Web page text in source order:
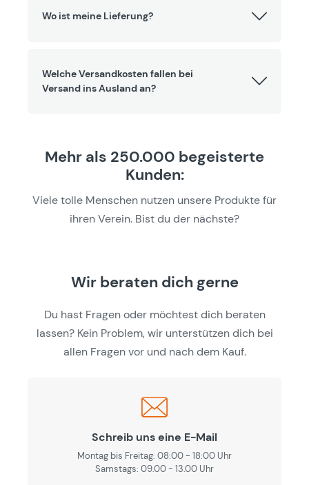
Wo ist meine Lieferung?
Welche Versandkosten fallen bei
Versand ins Ausland an?
Mehr als 250.000 begeisterte
Kunden:
Viele tolle Menschen nutzen unsere Produkte für
ihren Verein. Bist du der nächste?
Wir beraten dich gerne
Du hast Fragen oder möchtest dich beraten
lassen? Kein Problem, wir unterstützen dich bei
allen Fragen vor und nach dem Kauf.
Schreib uns eine E-Mail
Montag bis Freitag: 08:00 - 18:00 Uhr
Samstags: 09.00 - 13.00 Uhr